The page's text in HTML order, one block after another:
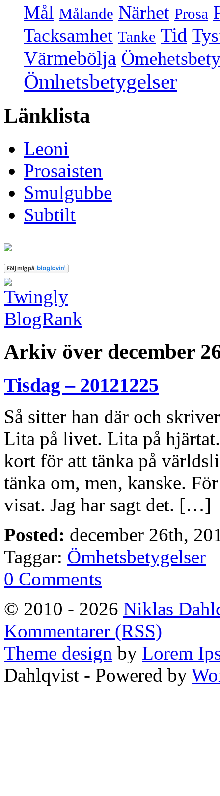
Mål Målande Närhet Prosa
Tacksamhet Tanke Tid
Värmebölja
Ömhetsbetygelser
Länklista
Leoni
Prosaisten
Smulgubbe
Subtilt
Arkiv över december
Tisdag – 20121225
Så sitter han där och
Lita på livet. Lita på
kort för att tänka på
tänka om, men, kanske.
visat. Jag har sagt det. […]
Posted: december 26th,
Taggar: Ömhetsbetygelser
0 Comments
© 2010 - 2026 Niklas
Kommentarer (RSS)
Theme design by Lorem
Dahlqvist - Powered by